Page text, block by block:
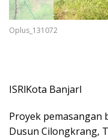
Oplus_131072
ISRlKota Banjarl
Proyek pemasangan
Dusun Cilongkrang,